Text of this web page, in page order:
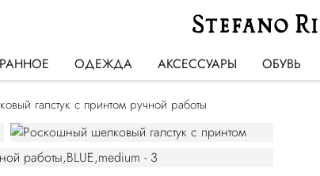
ОДЕЖДА АКСЕССУАРЫ ОБУВЬ
галстук с принтом ручной работы